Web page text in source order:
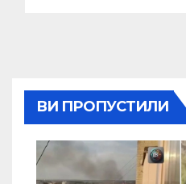
ВИ ПРОПУСТИЛИ